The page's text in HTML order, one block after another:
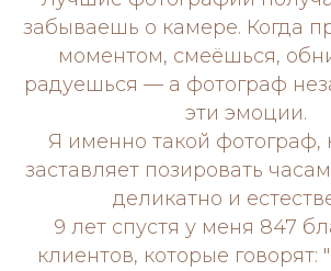
забываешь о камере. Когда
моментом, смеёшься,
радуешься — а фотограф
эти эмоции.
Я именно такой фотограф,
заставляет позировать
деликатно и
9 лет спустя у меня 847
клиентов, которые